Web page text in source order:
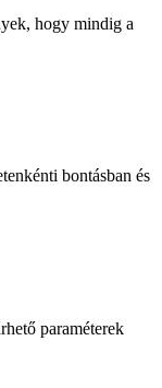
hogy mindig a
bontásban és
paraméterek